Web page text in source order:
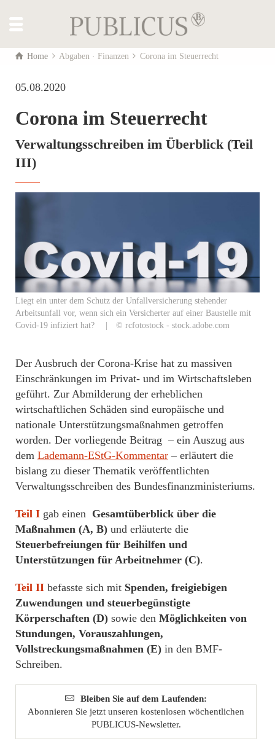
Home Abgaben · Finanzen Corona im Steuerrecht
05.08.2020
Corona im Steuerrecht
Verwaltungsschreiben im Überblick (Teil
III)
Liegt ein unter dem Schutz der Unfallversicherung stehender
Arbeitsunfall vor, wenn sich ein Versicherter auf einer Baustelle mit
Covid-19 infiziert hat? | © rcfotostock - stock.adobe.com
Der Ausbruch der Corona-Krise hat zu massiven
Einschränkungen im Privat- und im Wirtschaftsleben
geführt. Zur Abmilderung der erheblichen
wirtschaftlichen Schäden sind europäische und
nationale Unterstützungsmaßnahmen getroffen
worden. Der vorliegende Beitrag – ein Auszug aus
dem Lademann-EStG-Kommentar – erläutert die
bislang zu dieser Thematik veröffentlichten
Verwaltungsschreiben des Bundesfinanzministeriums.
Teil I gab einen Gesamtüberblick über die
Maßnahmen (A, B) und erläuterte die
Steuerbefreiungen für Beihilfen und
Unterstützungen für Arbeitnehmer (C).
Teil II befasste sich mit Spenden, freigiebigen
Zuwendungen und steuerbegünstigte
Körperschaften (D) sowie den Möglichkeiten von
Stundungen, Vorauszahlungen,
Vollstreckungsmaßnahmen (E) in den BMF-
Schreiben.
Bleiben Sie auf dem Laufenden:
Abonnieren Sie jetzt unseren kostenlosen wöchentlichen
PUBLICUS-Newsletter.